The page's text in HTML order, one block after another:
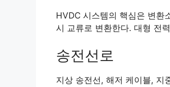
HVDC 시스템의 핵심은 변환
시 교류로 변환한다. 대형 전
송전선로
지상 송전선, 해저 케이블, 지